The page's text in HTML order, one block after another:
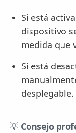
Si está
dispositivo
medida que
Si está
desplegable.
💡 Consejo